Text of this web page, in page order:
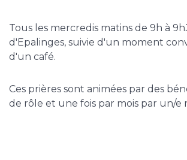
Tous les mercredis matins de 9h à
d'Epalinges, suivie d'un moment
d'un café.
Ces prières sont animées par des
de rôle et une fois par mois par un/e